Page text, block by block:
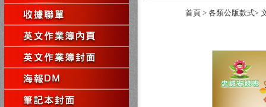
首頁 >各類公版款式>